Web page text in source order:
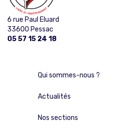
6 rue Paul Eluard
33600 Pessac
05 57 15 24 18
Qui sommes-nous ?
Actualités
Nos sections